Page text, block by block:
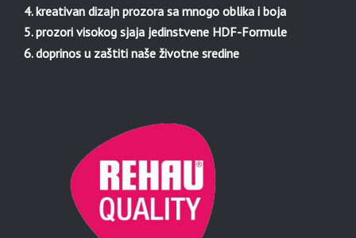
4. kreativan dizajn prozora sa mnogo oblika i boja
5. prozori visokog sjaja jedinstvene HDF-Formule
6. doprinos u zaštiti naše životne sredine